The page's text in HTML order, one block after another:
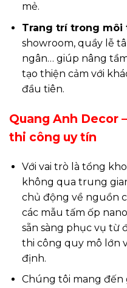
mẻ.
Trang trí trong môi
showroom, quầy lễ
ngân… giúp nâng
tạo thiện cảm với
đầu tiên.
Quang Anh Decor
thi công uy tín
Với vai trò là tổng
không qua trung
chủ động về nguồn
các mẫu tấm ốp
sẵn sàng phục vụ từ
thi công quy mô lớn
định.
Chúng tôi mang đến